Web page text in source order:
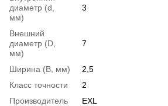
диаметр (d,
мм)
3
Внешний
диаметр (D,
мм)
7
Ширина (B, мм)
2,5
Класс точности
2
Производитель
EXL